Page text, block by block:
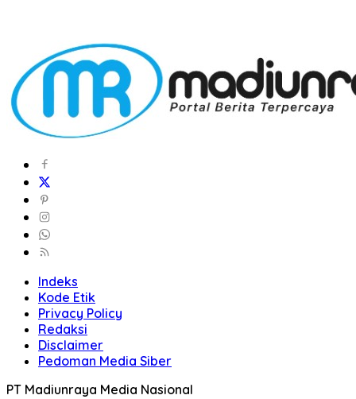
Indeks
Kode Etik
Privacy Policy
Redaksi
Disclaimer
Pedoman Media Siber
PT Madiunraya Media Nasional